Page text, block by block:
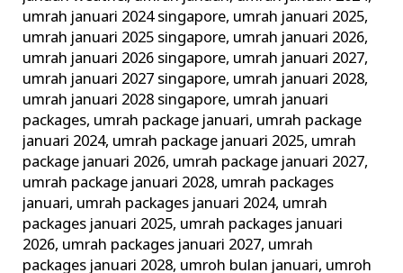
umrah januari 2024 singapore, umrah januari 2025,
umrah januari 2025 singapore, umrah januari 2026,
umrah januari 2026 singapore, umrah januari 2027,
umrah januari 2027 singapore, umrah januari 2028,
umrah januari 2028 singapore, umrah januari
packages, umrah package januari, umrah package
januari 2024, umrah package januari 2025, umrah
package januari 2026, umrah package januari 2027,
umrah package januari 2028, umrah packages
januari, umrah packages januari 2024, umrah
packages januari 2025, umrah packages januari
2026, umrah packages januari 2027, umrah
packages januari 2028, umroh bulan januari, umroh